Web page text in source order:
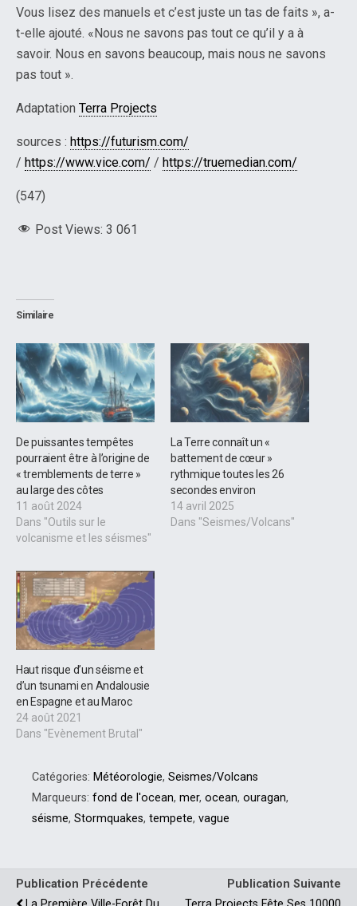
Vous lisez des manuels et c’est juste un tas de faits », a-
t-elle ajouté. «Nous ne savons pas tout ce qu’il y a à
savoir. Nous en savons beaucoup, mais nous ne savons
pas tout ».
Adaptation Terra Projects
sources : https://futurism.com/
/ https://www.vice.com/ / https://truemedian.com/
(547)
Post Views: 3 061
Similaire
De puissantes tempêtes
pourraient être à l’origine de
« tremblements de terre »
au large des côtes
11 août 2024
Dans "Outils sur le
volcanisme et les séismes"
La Terre connaît un «
battement de cœur »
rythmique toutes les 26
secondes environ
14 avril 2025
Dans "Seismes/Volcans"
Haut risque d’un séisme et
d’un tsunami en Andalousie
en Espagne et au Maroc
24 août 2021
Dans "Evènement Brutal"
Catégories: Météorologie, Seismes/Volcans
Marqueurs: fond de l'ocean, mer, ocean, ouragan,
séisme, Stormquakes, tempete, vague
Publication Précédente
Publication Suivante